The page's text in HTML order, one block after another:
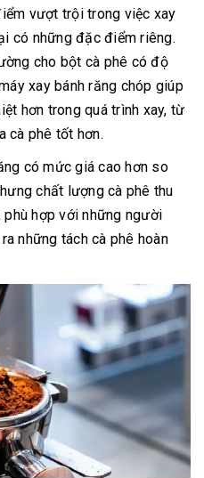
vượt trội trong việc xay
có những đặc điểm riêng.
cho bột cà phê có độ
xay bánh răng chóp giúp
hơn trong quá trình xay, từ
cà phê tốt hơn.
có mức giá cao hơn so
chất lượng cà phê thu
hợp với những người
những tách cà phê hoàn